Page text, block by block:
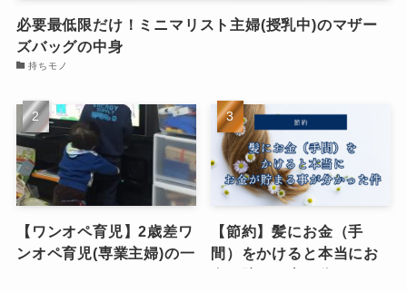
必要最低限だけ！ミニマリスト主婦(授乳中)のマザー
ズバッグの中身
持ちモノ
【ワンオペ育児】2歳差ワ
ンオペ育児(専業主婦)の一
【節約】髪にお金（手
間）をかけると本当にお